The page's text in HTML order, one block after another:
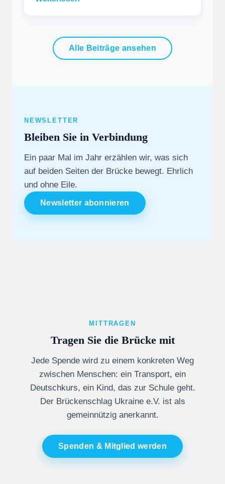
Alle Beiträge ansehen
NEWSLETTER
Bleiben Sie in Verbindung
Ein paar Mal im Jahr erzählen wir, was sich
auf beiden Seiten der Brücke bewegt. Ehrlich
und ohne Eile.
Newsletter abonnieren
MITTRAGEN
Tragen Sie die Brücke mit
Jede Spende wird zu einem konkreten Weg
zwischen Menschen: ein Transport, ein
Deutschkurs, ein Kind, das zur Schule geht.
Der Brückenschlag Ukraine e.V. ist als
gemeinnützig anerkannt.
Spenden & Mitglied werden